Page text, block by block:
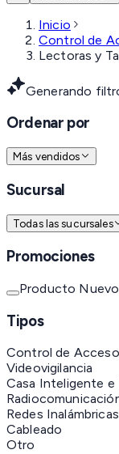
Inicio
Control de
Lectoras y
Generando
Ordenar por
Más vendidos
Sucursal
Todas las sucursales
Promociones
Producto Nuevo
Tipos
Control de Acceso
Videovigilancia
Casa Inteligente e
Redes Inalámbricas
Cableado
Otro